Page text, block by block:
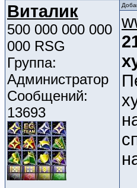
Виталик
500 000 000 000
000 RSG
Группа:
Администратор
Сообщений:
13693